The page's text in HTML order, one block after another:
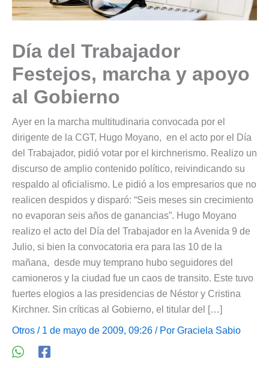
Día del Trabajador
Festejos, marcha y apoyo
al Gobierno
Ayer en la marcha multitudinaria convocada por el
dirigente de la CGT, Hugo Moyano, en el acto por el Día
del Trabajador, pidió votar por el kirchnerismo. Realizo un
discurso de amplio contenido político, reivindicando su
respaldo al oficialismo. Le pidió a los empresarios que no
realicen despidos y disparó: “Seis meses sin crecimiento
no evaporan seis años de ganancias”. Hugo Moyano
realizo el acto del Día del Trabajador en la Avenida 9 de
Julio, si bien la convocatoria era para las 10 de la
mañana, desde muy temprano hubo seguidores del
camioneros y la ciudad fue un caos de transito. Este tuvo
fuertes elogios a las presidencias de Néstor y Cristina
Kirchner. Sin críticas al Gobierno, el titular del […]
Otros / 1 de mayo de 2009, 09:26 / Por Graciela Sabio